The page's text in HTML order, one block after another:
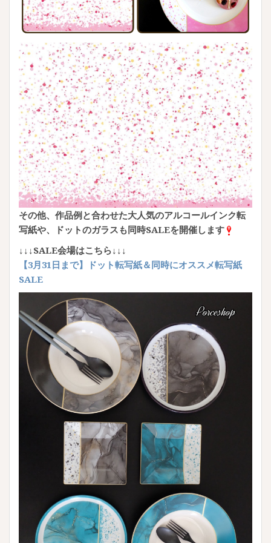
その他、 作品例と合わせた大人気のアルコールインク転
写紙や、
ドットのガラスも同時SALEを開催します
↓↓↓SALE会場はこちら↓↓↓
【3月31日まで】ドット転写紙＆同時にオススメ転写紙
SALE